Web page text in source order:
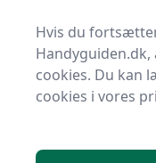
Bedste
1 gode
Find de bedste
Hvis du
cookies. Du kan
cookies i vores